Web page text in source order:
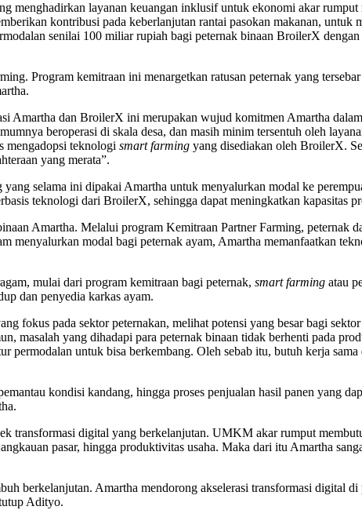
menghadirkan layanan keuangan inklusif untuk ekonomi akar
kontribusi pada keberlanjutan rantai pasokan makanan, untuk
senilai 100 miliar rupiah bagi peternak binaan BroilerX
Program kemitraan ini menargetkan ratusan peternak yang
Amartha dan BroilerX ini merupakan wujud komitmen Amartha
beroperasi di skala desa, dan masih minim tersentuh oleh
mengadopsi teknologi smart farming yang disediakan oleh BroilerX.
yang merata”.
selama ini dipakai Amartha untuk menyalurkan modal ke
teknologi dari BroilerX, sehingga dapat meningkatkan kapasitas
Amartha. Melalui program Kemitraan Partner Farming, peternak
menyalurkan modal bagi peternak ayam, Amartha memanfaatkan
mulai dari program kemitraan bagi peternak, smart farming atau
dan penyedia karkas ayam.
fokus pada sektor peternakan, melihat potensi yang besar bagi
yang dihadapi para peternak binaan tidak berhenti pada
permodalan untuk bisa berkembang. Oleh sebab itu, butuh kerja
kondisi kandang, hingga proses penjualan hasil panen yang
transformasi digital yang berkelanjutan. UMKM akar rumput
pasar, hingga produktivitas usaha. Maka dari itu Amartha
berkelanjutan. Amartha mendorong akselerasi transformasi digital di
Adityo.